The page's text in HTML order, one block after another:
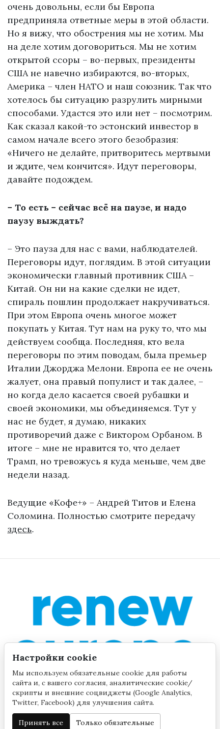
очень довольны, если бы Европа
предприняла ответные меры в этой области.
Но я вижу, что обострения мы не хотим. Мы
на деле хотим договориться. Мы не хотим
открытой ссоры – во-первых, президенты
США не навечно избираются, во-вторых,
Америка – член НАТО и наш союзник. Так что
хотелось бы ситуацию разрулить мирными
способами. Удастся это или нет – посмотрим.
Как сказал какой-то эстонский инвестор в
самом начале всего этого безобразия:
«Ничего не делайте, притворитесь мертвыми
и ждите, чем кончится». Идут переговоры,
давайте подождем.
– То есть – сейчас всё на паузе, и надо
паузу выждать?
– Это пауза для нас с вами, наблюдателей.
Переговоры идут, поглядим. В этой ситуации
экономически главный противник США –
Китай. Он ни на какие сделки не идет,
спираль пошлин продолжает накручиваться.
При этом Европа очень многое может
покупать у Китая. Тут нам на руку то, что мы
действуем сообща. Последняя, кто вела
переговоры по этим поводам, была премьер
Италии Джорджа Мелони. Европа ее не очень
жалует, она правый популист и так далее, –
но когда дело касается своей рубашки и
своей экономики, мы объединяемся. Тут у
нас не будет, я думаю, никаких
противоречий даже с Виктором Орбаном. В
итоге – мне не нравится то, что делает
Трамп, но тревожусь я куда меньше, чем две
недели назад.
Ведущие «Кофе+» – Андрей Титов и Елена
Соломина. Полностью смотрите передачу
здесь.
©2020 by Yana Toom Настройки cookie
Настройки cookie
Мы используем обязательные cookie для работы
сайта и, с вашего согласия, аналитические cookie/
скрипты и внешние соцвиджеты (Google Analytics,
Twitter, Facebook) для улучшения сайта.
Принять все Только обязательные